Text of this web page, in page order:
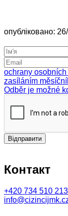
опубліковано:
ochrany
zasíláním
Odběr je možné
Відправити
Контакт
+420 734 510 213